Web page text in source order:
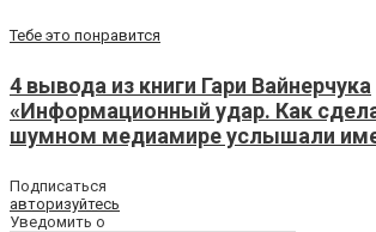
Тебе это понравится
4 вывода из книги Гари Вайнерчука
«Информационный удар. Как
шумном медиамире услышали
Подписаться
авторизуйтесь
Уведомить о